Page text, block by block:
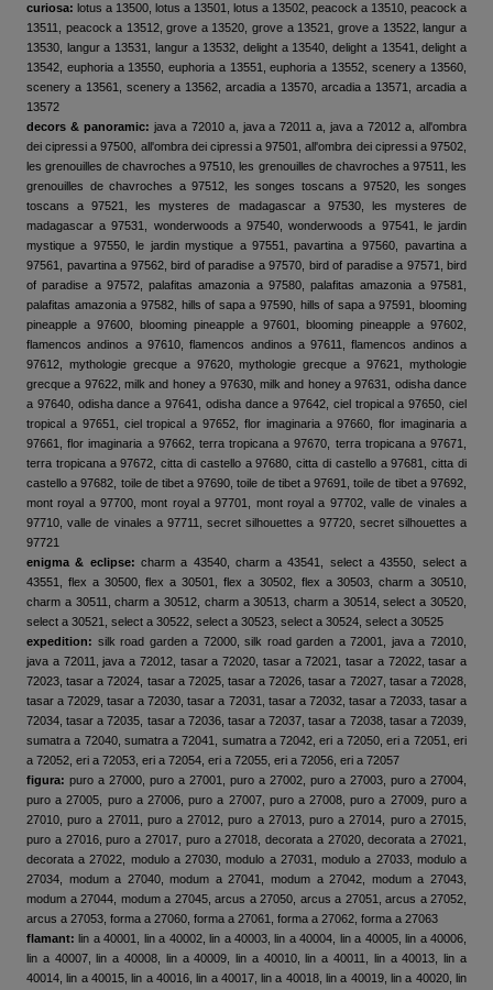
curiosa: lotus a 13500, lotus a 13501, lotus a 13502, peacock a 13510, peacock a
13511, peacock a 13512, grove a 13520, grove a 13521, grove a 13522, langur a
13530, langur a 13531, langur a 13532, delight a 13540, delight a 13541, delight a
13542, euphoria a 13550, euphoria a 13551, euphoria a 13552, scenery a 13560,
scenery a 13561, scenery a 13562, arcadia a 13570, arcadia a 13571, arcadia a
13572
decors & panoramic: java a 72010 a, java a 72011 a, java a 72012 a, all'ombra
dei cipressi a 97500, all'ombra dei cipressi a 97501, all'ombra dei cipressi a 97502,
les grenouilles de chavroches a 97510, les grenouilles de chavroches a 97511, les
grenouilles de chavroches a 97512, les songes toscans a 97520, les songes
toscans a 97521, les mysteres de madagascar a 97530, les mysteres de
madagascar a 97531, wonderwoods a 97540, wonderwoods a 97541, le jardin
mystique a 97550, le jardin mystique a 97551, pavartina a 97560, pavartina a
97561, pavartina a 97562, bird of paradise a 97570, bird of paradise a 97571, bird
of paradise a 97572, palafitas amazonia a 97580, palafitas amazonia a 97581,
palafitas amazonia a 97582, hills of sapa a 97590, hills of sapa a 97591, blooming
pineapple a 97600, blooming pineapple a 97601, blooming pineapple a 97602,
flamencos andinos a 97610, flamencos andinos a 97611, flamencos andinos a
97612, mythologie grecque a 97620, mythologie grecque a 97621, mythologie
grecque a 97622, milk and honey a 97630, milk and honey a 97631, odisha dance
a 97640, odisha dance a 97641, odisha dance a 97642, ciel tropical a 97650, ciel
tropical a 97651, ciel tropical a 97652, flor imaginaria a 97660, flor imaginaria a
97661, flor imaginaria a 97662, terra tropicana a 97670, terra tropicana a 97671,
terra tropicana a 97672, citta di castello a 97680, citta di castello a 97681, citta di
castello a 97682, toile de tibet a 97690, toile de tibet a 97691, toile de tibet a 97692,
mont royal a 97700, mont royal a 97701, mont royal a 97702, valle de vinales a
97710, valle de vinales a 97711, secret silhouettes a 97720, secret silhouettes a
97721
enigma & eclipse: charm a 43540, charm a 43541, select a 43550, select a
43551, flex a 30500, flex a 30501, flex a 30502, flex a 30503, charm a 30510,
charm a 30511, charm a 30512, charm a 30513, charm a 30514, select a 30520,
select a 30521, select a 30522, select a 30523, select a 30524, select a 30525
expedition: silk road garden a 72000, silk road garden a 72001, java a 72010,
java a 72011, java a 72012, tasar a 72020, tasar a 72021, tasar a 72022, tasar a
72023, tasar a 72024, tasar a 72025, tasar a 72026, tasar a 72027, tasar a 72028,
tasar a 72029, tasar a 72030, tasar a 72031, tasar a 72032, tasar a 72033, tasar a
72034, tasar a 72035, tasar a 72036, tasar a 72037, tasar a 72038, tasar a 72039,
sumatra a 72040, sumatra a 72041, sumatra a 72042, eri a 72050, eri a 72051, eri
a 72052, eri a 72053, eri a 72054, eri a 72055, eri a 72056, eri a 72057
figura: puro a 27000, puro a 27001, puro a 27002, puro a 27003, puro a 27004,
puro a 27005, puro a 27006, puro a 27007, puro a 27008, puro a 27009, puro a
27010, puro a 27011, puro a 27012, puro a 27013, puro a 27014, puro a 27015,
puro a 27016, puro a 27017, puro a 27018, decorata a 27020, decorata a 27021,
decorata a 27022, modulo a 27030, modulo a 27031, modulo a 27033, modulo a
27034, modum a 27040, modum a 27041, modum a 27042, modum a 27043,
modum a 27044, modum a 27045, arcus a 27050, arcus a 27051, arcus a 27052,
arcus a 27053, forma a 27060, forma a 27061, forma a 27062, forma a 27063
flamant: lin a 40001, lin a 40002, lin a 40003, lin a 40004, lin a 40005, lin a 40006,
lin a 40007, lin a 40008, lin a 40009, lin a 40010, lin a 40011, lin a 40013, lin a
40014, lin a 40015, lin a 40016, lin a 40017, lin a 40018, lin a 40019, lin a 40020, lin